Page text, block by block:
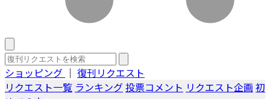
ショッピング ｜ 復刊リクエスト
リクエスト一覧 ランキング投票コメント リクエスト企画 初